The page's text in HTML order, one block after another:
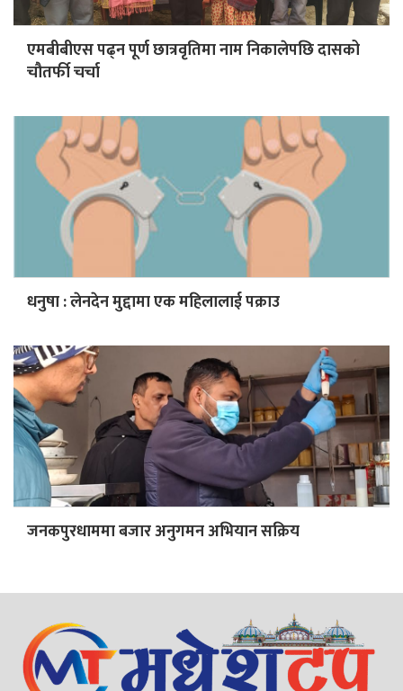
एमबीबीएस पढ्न पूर्ण छात्रवृतिमा नाम निकालेपछि दासको
चौतर्फी चर्चा
धनुषा : लेनदेन मुद्दामा एक महिलालाई पक्राउ
जनकपुरधाममा बजार अनुगमन अभियान सक्रिय